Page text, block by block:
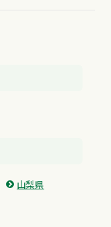
山梨県